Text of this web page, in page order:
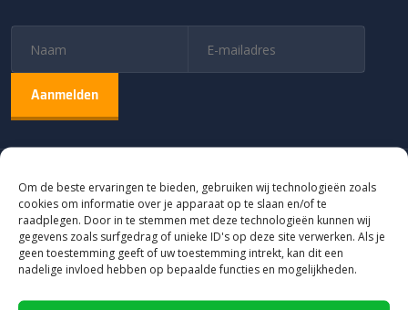
Om de beste ervaringen te bieden, gebruiken wij technologieën zoals
cookies om informatie over je apparaat op te slaan en/of te
raadplegen. Door in te stemmen met deze technologieën kunnen wij
gegevens zoals surfgedrag of unieke ID's op deze site verwerken. Als je
geen toestemming geeft of uw toestemming intrekt, kan dit een
nadelige invloed hebben op bepaalde functies en mogelijkheden.